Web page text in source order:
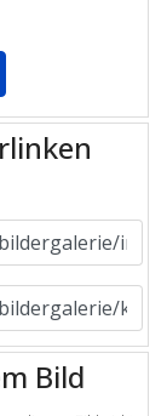
Bild